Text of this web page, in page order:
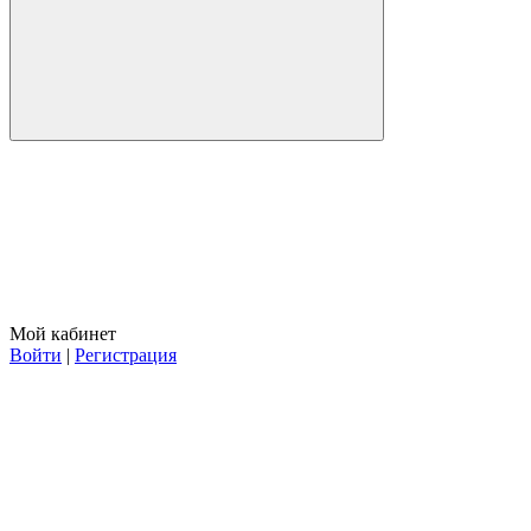
Мой кабинет
Войти | Регистрация